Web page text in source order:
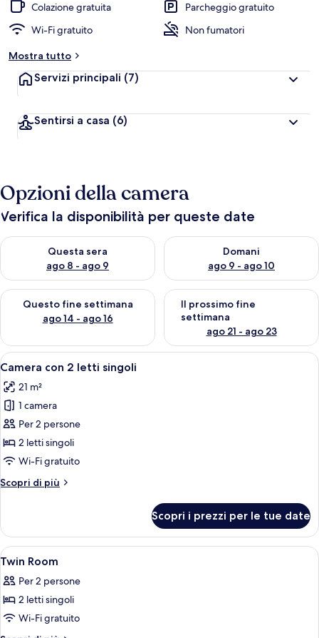
Colazione gratuita
Parcheggio gratuito
Wi-Fi gratuito
Non fumatori
Mostra tutto
Servizi principali (7)
Sentirsi a casa (6)
Opzioni della camera
Verifica la disponibilità per queste date
Questa sera
ago 8 - ago 9
Verifica la disponibilità per questa sera, ago 8 - ago 9
Domani
ago 9 - ago 10
Verifica la disponibilità per
Questo fine settimana
ago 14 - ago 16
Verifica la disponibilità per questo fine settimana, ago 14 -
Il prossimo fine
settimana
ago 21 - ago 23
Verifica la disponibilità per il
Apri
tutte
le
foto
per
Camera
con
letti
Una camera d'albergo con un letto
17
Camera con 2 letti singoli
21 m²
1 camera
Per 2 persone
2 letti singoli
Wi-Fi gratuito
Scopri di più
Altri
con
letti
Scopri i prezzi per le tue date
Apri
tutte
le
foto
per
Una camera d'albergo con un letto
11
Twin Room
Per 2 persone
2 letti singoli
Wi-Fi gratuito